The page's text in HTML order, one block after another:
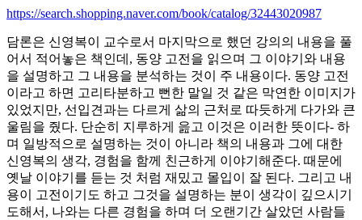
https://search.shopping.naver.com/book/catalog/32443020987
담론은 신영복이 교수로서 마지막으로 했던 강의의 내용을 풀
어서 적어놓은 책인데, 동양 고전을 읽으며 그 이야기와 내용
을 설명하고 그 내용을 분석하는 것이 주 내용이다. 동양 고전
이라고 하면 고리타분하고 뻔한 말일 것 같은 막연한 이미지가
있었지만, 선입견과는 다르게 삶의 근처로 따듯하게 다가와 큰
울림을 줬다. 단순히 지루하게 읊고 이것은 이러한 뜻이다- 하
며 일방적으로 설명하는 것이 아니라 책의 내용과 그에 대한
신영복의 생각, 경험을 함께 친근하게 이야기해준다. 때문에
옛날 이야기를 듣는 것 처럼 재밌고 몰입이 잘 된다. 그리고 내
용이 고전이기도 하고 그것을 설명하는 분이 생각이 깊으시기
도해서, 나와는 다른 경험을 하며 더 오랜기간 살았던 사람들